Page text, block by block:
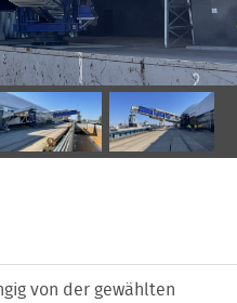
von der gewählten